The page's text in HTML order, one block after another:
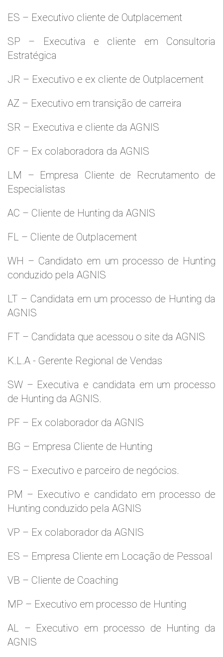
ES – Executivo cliente de Outplacement
SP – Executiva e cliente em Consultoria
Estratégica
JR – Executivo e ex cliente de Outplacement
AZ – Executivo em transição de carreira
SR – Executiva e cliente da AGNIS
CF – Ex colaboradora da AGNIS
LM – Empresa Cliente de Recrutamento de
Especialistas
AC – Cliente de Hunting da AGNIS
FL – Cliente de Outplacement
WH – Candidato em um processo de Hunting
conduzido pela AGNIS
LT – Candidata em um processo de Hunting da
AGNIS
FT – Candidata que acessou o site da AGNIS
K.L.A - Gerente Regional de Vendas
SW – Executiva e candidata em um processo
de Hunting da AGNIS.
PF – Ex colaborador da AGNIS
BG – Empresa Cliente de Hunting
FS – Executivo e parceiro de negócios.
PM – Executivo e candidato em processo de
Hunting conduzido pela AGNIS
VP – Ex colaborador da AGNIS
ES – Empresa Cliente em Locação de Pessoal
VB – Cliente de Coaching
MP – Executivo em processo de Hunting
AL – Executivo em processo de Hunting da
AGNIS